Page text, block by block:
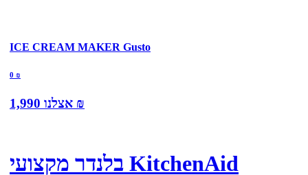
ICE CREAM MAKER Gusto
0 ₪
אצלנו 1,990 ₪
בלנדר מקצועי KitchenAid